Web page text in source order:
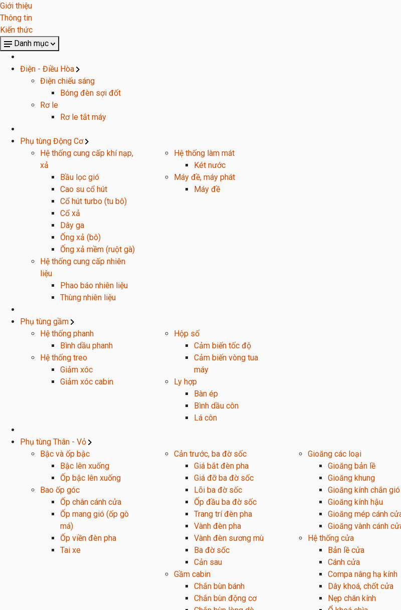
Giới thiệu
Thông tin
Kiến thức
Danh mục
Điện - Điều Hòa
Điện chiếu sáng
Bóng đèn sợi đốt
Rơ le
Rơ le tắt máy
Phụ tùng Động Cơ
Hệ thống cung cấp khí nạp,
xả
Bầu lọc gió
Cao su cổ hút
Cổ hút turbo (tu bô)
Cổ xả
Dây ga
Ống xả (bô)
Ống xả mềm (ruột gà)
Hệ thống cung cấp nhiên
liệu
Phao báo nhiên liệu
Thùng nhiên liệu
Hệ thống làm mát
Két nước
Máy đề, máy phát
Máy đề
Phụ tùng gầm
Hệ thống phanh
Bình dầu phanh
Hệ thống treo
Giảm xóc
Giảm xóc cabin
Hộp số
Cảm biến tốc độ
Cảm biến vòng tua
máy
Ly hợp
Bàn ép
Bình dầu côn
Lá côn
Phụ tùng Thân - Vỏ
Bậc và ốp bậc
Bậc lên xuống
Ốp bậc lên xuống
Bao ốp góc
Ốp chân cánh cửa
Ốp mang gió (ốp gò
má)
Ốp viền đèn pha
Tai xe
Cản trước, ba đờ sốc
Giá bắt đèn pha
Giá đỡ ba đờ sốc
Lõi ba đờ sốc
Ốp đầu ba đờ sốc
Trang trí đèn pha
Vành đèn pha
Vành đèn sương mù
Ba đờ sốc
Cản sau
Gầm cabin
Chắn bùn bánh
Chắn bùn động cơ
Gioăng các loại
Gioăng bản lề
Gioăng khung
Gioăng kính chắn gió
Gioăng kính hậu
Gioăng mép cánh
Gioăng vành cánh
Hệ thống cửa
Bản lề cửa
Cánh cửa
Compa nâng hạ kính
Dây khoá, chốt cửa
Nẹp chân kính